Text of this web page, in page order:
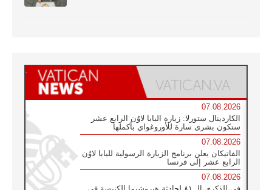
07.08.2026
الكاردينال ستورلا: زيارة البابا لاوُن الرابع عشر
ستكون بشرى سارة للأوروغواي بأكملها
07.08.2026
الفاتيكان يعلن برنامج الزيارة الرسولية للبابا لاوُن
الرابع عشر إلى فرنسا
07.08.2026